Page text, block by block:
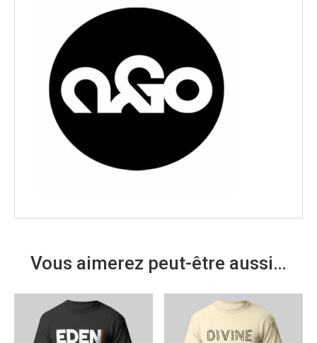
Vous aimerez peut-être aussi…